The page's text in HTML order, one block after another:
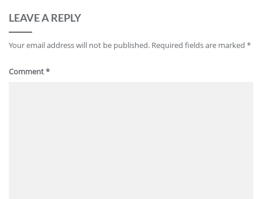
LEAVE A REPLY
Your email address will not be published. Required fields are marked *
Comment*